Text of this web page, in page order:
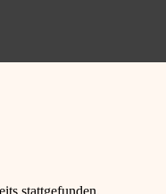
stattgefunden.